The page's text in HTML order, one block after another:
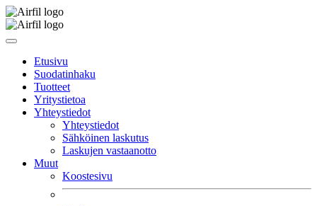
Etusivu
Suodatinhaku
Tuotteet
Yritystietoa
Yhteystiedot
Yhteystiedot
Sähköinen laskutus
Laskujen vastaanotto
Muut
Koostesivu